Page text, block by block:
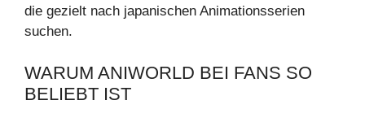
die gezielt nach japanischen Animationsserien
suchen.
WARUM ANIWORLD BEI FANS SO
BELIEBT IST